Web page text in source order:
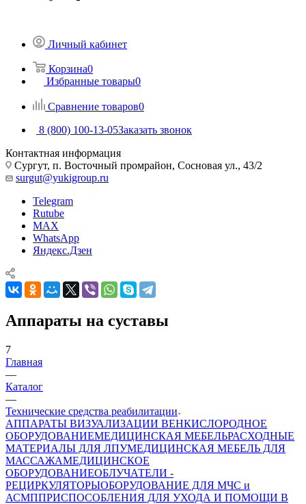
Личный кабинет
Корзина0
Избранные товары0
Сравнение товаров0
8 (800) 100-13-05Заказать звонок
Контактная информация
Сургут, п. Восточный промрайон, Сосновая ул., 43/2
surgut@yukigroup.ru
Telegram
Rutube
MAX
WhatsApp
Яндекс.Дзен
Аппараты на суставы
7
Главная
—
Каталог
—
Технические средства реабилитации
АППАРАТЫ ВИЗУАЛИЗАЦИИ ВЕНКИСЛОРОДНОЕ
ОБОРУДОВАНИЕМЕДИЦИНСКАЯ МЕБЕЛЬРАСХОДНЫЕ
МАТЕРИАЛЫ ДЛЯ ЛПУМЕДИЦИНСКАЯ МЕБЕЛЬ ДЛЯ
МАССАЖАМЕДИЦИНСКОЕ
ОБОРУДОВАНИЕОБЛУЧАТЕЛИ -
РЕЦИРКУЛЯТОРЫОБОРУДОВАНИЕ ДЛЯ МЧС и
АСМППРИСПОСОБЛЕНИЯ ДЛЯ УХОДА И ПОМОЩИ В